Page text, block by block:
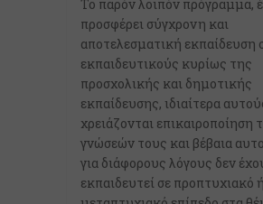
Το παρόν λοιπόν πρόγραμμα,
προσφέρει σύγχρονη και
αποτελεσματική εκπαίδευση
εκπαιδευτικούς κυρίως της
προσχολικής και δημοτικής
εκπαίδευσης, ιδιαίτερα
χρειάζονται επικαιροποίηση
γνώσεών τους και βέβαια
για διάφορους λόγους δεν
εκπαιδευτεί σε προπτυχιακό ή